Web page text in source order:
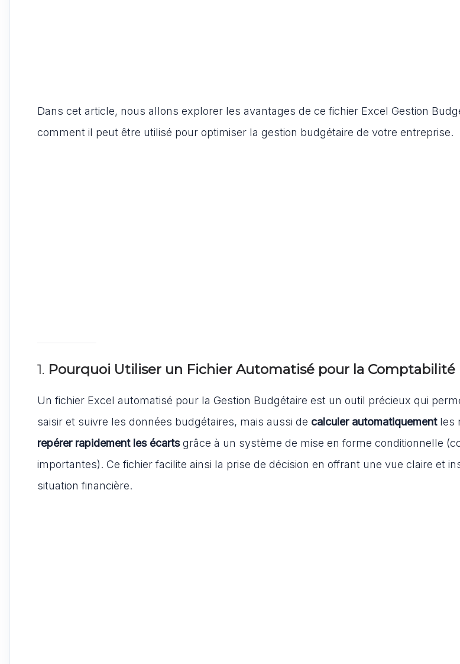
Dans cet article, nous allons explorer les avantages de ce fichier Excel Gestion
comment il peut être utilisé pour optimiser la gestion budgétaire de votre entreprise.
1. Pourquoi Utiliser un Fichier Automatisé pour la
Un fichier Excel automatisé pour la Gestion Budgétaire est un outil précieux qui
saisir et suivre les données budgétaires, mais aussi de calculer automatiquementles
repérer rapidement les écartsgrâce à un système de mise en forme conditionnelle
importantes). Ce fichier facilite ainsi la prise de décision en offrant une vue claire et
situation financière.